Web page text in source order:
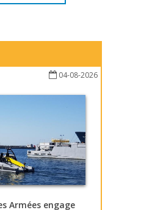
04-08-2026
Armées engage